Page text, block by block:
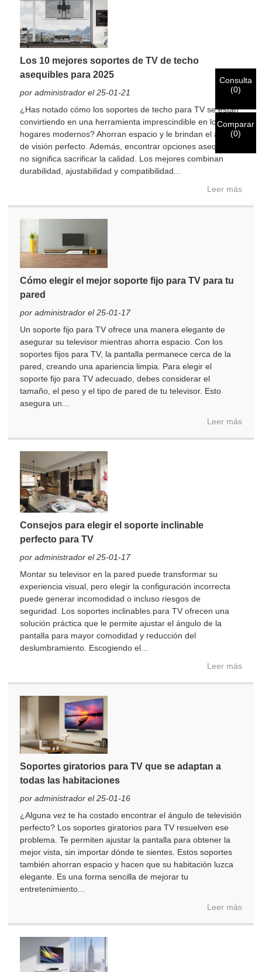
Los 10 mejores soportes de TV de techo
asequibles para 2025
por administrador el 25-01-21
¿Has notado cómo los soportes de techo para TV se están
convirtiendo en una herramienta imprescindible en los
hogares modernos? Ahorran espacio y le brindan el ángulo
de visión perfecto. Además, encontrar opciones asequibles
no significa sacrificar la calidad. Los mejores combinan
durabilidad, ajustabilidad y compatibilidad...
Leer más
Cómo elegir el mejor soporte fijo para TV para tu
pared
por administrador el 25-01-17
Un soporte fijo para TV ofrece una manera elegante de
asegurar su televisor mientras ahorra espacio. Con los
soportes fijos para TV, la pantalla permanece cerca de la
pared, creando una apariencia limpia. Para elegir el
soporte fijo para TV adecuado, debes considerar el
tamaño, el peso y el tipo de pared de tu televisor. Esto
asegura un...
Leer más
Consejos para elegir el soporte inclinable
perfecto para TV
por administrador el 25-01-17
Montar su televisor en la pared puede transformar su
experiencia visual, pero elegir la configuración incorrecta
puede generar incomodidad o incluso riesgos de
seguridad. Los soportes inclinables para TV ofrecen una
solución práctica que le permite ajustar el ángulo de la
pantalla para mayor comodidad y reducción del
deslumbramiento. Escogiendo el...
Leer más
Soportes giratorios para TV que se adaptan a
todas las habitaciones
por administrador el 25-01-16
¿Alguna vez te ha costado encontrar el ángulo de televisión
perfecto? Los soportes giratorios para TV resuelven ese
problema. Te permiten ajustar la pantalla para obtener la
mejor vista, sin importar dónde te sientes. Estos soportes
también ahorran espacio y hacen que su habitación luzca
elegante. Es una forma sencilla de mejorar tu
entretenimiento...
Leer más
Soy
Cliente de CHARM
Soy
Nuevo visitante
Ingrese su dirección de correo electrónico de trabajo actual
a continuación para verificar que es un cliente real de
Volver Entregar
Antes de enviar por favorVERIFICAR TODO
esCORRECTO.La información incorrecta provocará el error
en el envío de los materiales.
Volver Entregar
Hemos recibido su solicitud y lo haremosVERIFICAR
información para autenticación y autorización. Una vez que
el
Una vez verificada la identificación, recibirá una notificación
por correo electrónico.
Consulta
(0)
Comparar
(0)